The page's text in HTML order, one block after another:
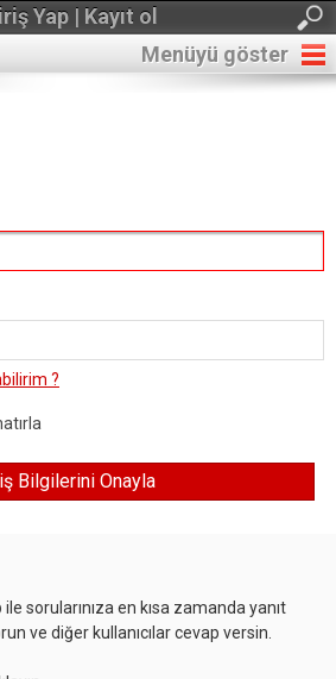
Yap | Kayıt ol
Menüyü göster
?
sorularınıza en kısa zamanda yanıt
ve diğer kullanıcılar cevap versin.